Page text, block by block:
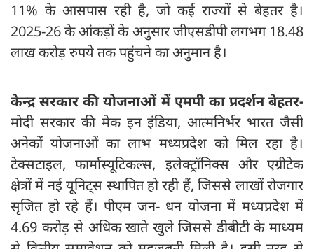
11% के आसपास रही है, जो कई राज्यों से बेहतर है।
2025-26 के आंकड़ों के अनुसार जीएसडीपी लगभग 18.48
लाख करोड़ रुपये तक पहुंचने का अनुमान है।
केन्द्र सरकार की योजनाओं में एमपी का प्रदर्शन बेहतर-
मोदी सरकार की मेक इन इंडिया, आत्मनिर्भर भारत जैसी
अनेकों योजनाओं का लाभ मध्यप्रदेश को मिल रहा है।
टेक्सटाइल, फार्मास्यूटिकल्स, इलेक्ट्रॉनिक्स और एग्रीटेक
क्षेत्रों में नई यूनिट्स स्थापित हो रही हैं, जिससे लाखों रोजगार
सृजित हो रहे हैं। पीएम जन- धन योजना में मध्यप्रदेश में
4.69 करोड़ से अधिक खाते खुले जिससे डीबीटी के माध्यम